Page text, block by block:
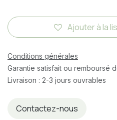
Ajouter à la
Conditions générales
Garantie satisfait ou remboursé
Livraison : 2-3 jours ouvrables
Contactez-nous